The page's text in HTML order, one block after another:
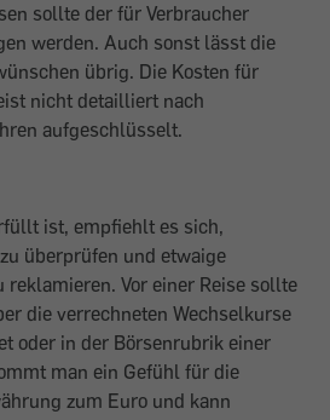
sollte der für Verbraucher
werden. Auch sonst lässt die
übrig. Die Kosten für
nicht detailliert nach
aufgeschlüsselt.
ist, empfiehlt es sich,
überprüfen und etwaige
reklamieren. Vor einer Reise sollte
die verrechneten Wechselkurse
oder in der Börsenrubrik einer
man ein Gefühl für die
zum Euro und kann